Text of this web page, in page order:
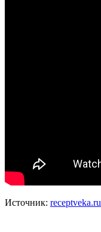
Источник: receptveka.ru